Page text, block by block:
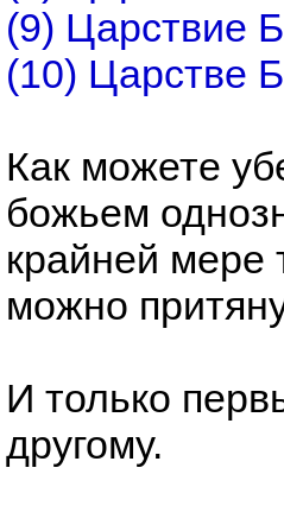
(9) Царствие
(10) Царстве
Как можете
божьем
крайней мере
можно
И только
другому.